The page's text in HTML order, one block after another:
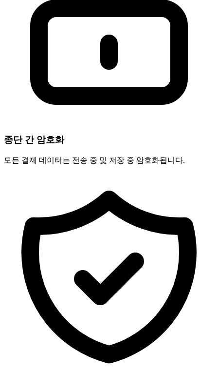
종단 간 암호화
모든 결제 데이터는 전송 중 및 저장 중 암호화됩니다.